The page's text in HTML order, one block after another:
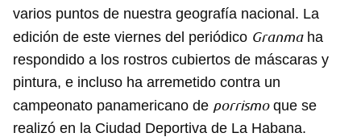
varios puntos de nuestra geografía nacional. La
edición de este viernes del periódico Granmaha
respondido a los rostros cubiertos de máscaras y
pintura, e incluso ha arremetido contra un
campeonato panamericano de porrismoque se
realizó en la Ciudad Deportiva de La Habana.